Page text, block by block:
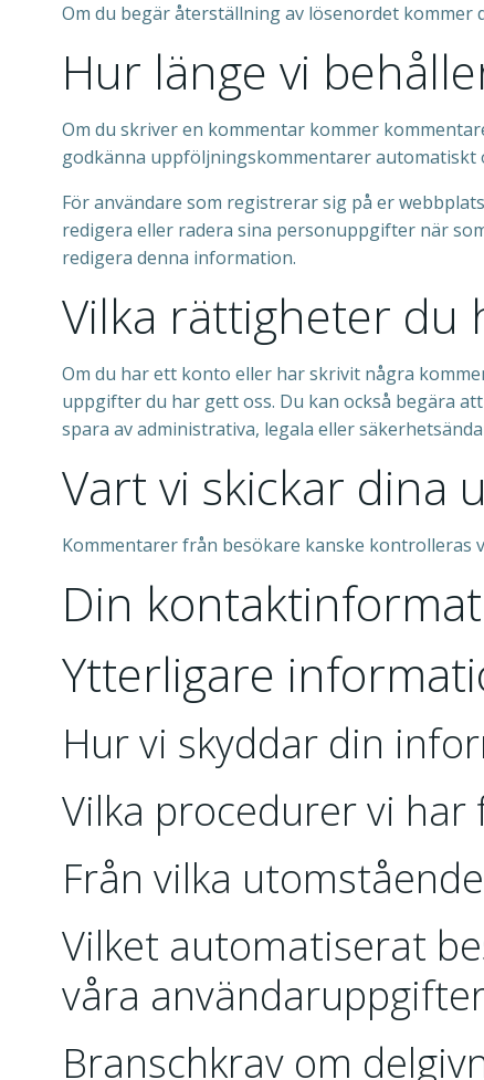
Om du begär återställning av lösenordet kommer
Hur länge vi
Om du skriver en kommentar kommer
godkänna uppföljningskommentarer automatiskt
För användare som registrerar sig på er
redigera eller radera sina personuppgifter när
redigera denna information.
Vilka rättigheter du
Om du har ett konto eller har skrivit några
uppgifter du har gett oss. Du kan också begära
spara av administrativa, legala eller
Vart vi skickar dina
Kommentarer från besökare kanske kontrolleras
Din
Ytterligare
Hur vi skyddar din
Vilka procedurer vi
Från vilka
Vilket automatiserat
våra
Branschkrav om